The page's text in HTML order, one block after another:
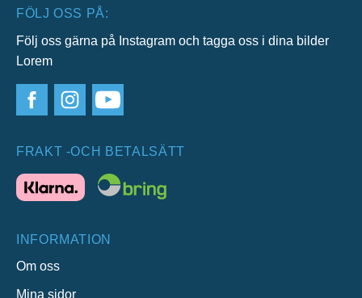
FÖLJ OSS PÅ:
Följ oss gärna på Instagram och tagga oss i dina bilder
Lorem
FRAKT -OCH BETALSÄTT
INFORMATION
Om oss
Mina sidor